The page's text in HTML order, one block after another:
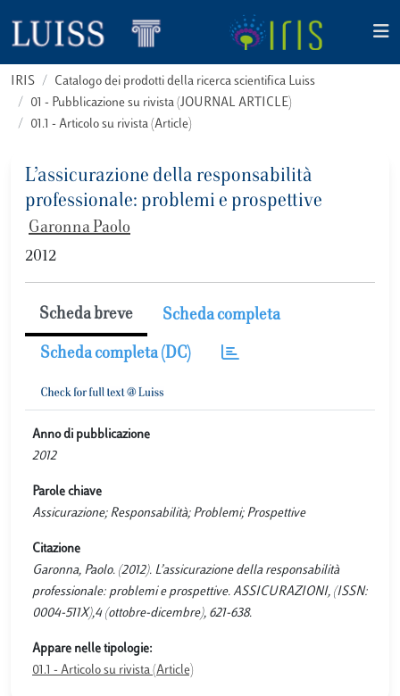
IRIS
Catalogo dei prodotti della ricerca scientifica Luiss
01 - Pubblicazione su rivista (JOURNAL ARTICLE)
01.1 - Articolo su rivista (Article)
L’assicurazione della responsabilità
professionale: problemi e prospettive
Garonna Paolo
2012
Scheda breve Scheda completa
Scheda completa (DC)
Anno di pubblicazione
2012
Parole chiave
Assicurazione; Responsabilità; Problemi; Prospettive
Citazione
Garonna, Paolo. (2012). L’assicurazione della responsabilità
professionale: problemi e prospettive. ASSICURAZIONI, (ISSN:
0004-511X),4 (ottobre-dicembre), 621-638.
Appare nelle tipologie:
01.1 - Articolo su rivista (Article)